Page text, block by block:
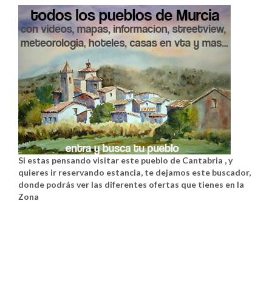
Si estas pensando visitar este pueblo de Cantabria , y
quieres ir reservando estancia, te dejamos este buscador,
donde podrás ver las diferentes ofertas que tienes en la
Zona